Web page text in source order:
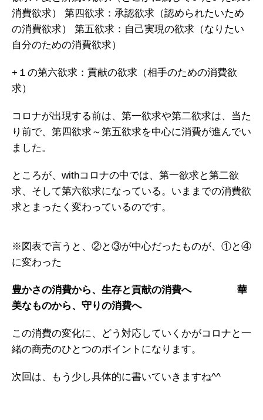
消費欲求）
第四欲求：承認欲求（認められたいため
の消費欲求）
第五欲求：自己実現の欲求（なりたい
自分のための消費欲求）
+１の第六欲求：貢献の欲求（相手のための消費欲
求）
コロナが出現する前は、第一欲求や第二欲求は、当た
り前で、第四欲求～第五欲求を中心に消費が進んでい
ました。
ところが、withコロナの中では、第一欲求と第二欲
求、そして第六欲求になっている。いままでの消費欲
求とまったく変わっているのです。
※図表で言うと、②と③が中心だったものが、①と④
に変わった
豊かさの消費から、生存と貢献の消費へ
華
美なものから、守りの消費へ
この消費の変化に、どう対応していくかがコロナと一
緒の商売のひとつのポイントになります。
次回は、もう少し具体的に書いていきますね^^